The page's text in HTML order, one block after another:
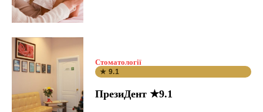
Стоматології
★ 9.1
ПрезиДент ★9.1